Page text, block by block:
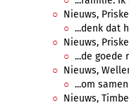
Nieuws,
...denk dat
Nieuws,
...de goede
Nieuws,
...om
Nieuws,